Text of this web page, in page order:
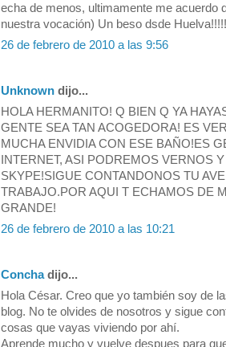
echa de menos, ultimamente me acuerdo
nuestra vocación) Un beso dsde
26 de febrero de 2010 a las 9:56
Unknown dijo...
HOLA HERMANITO! Q BIEN Q YA
GENTE SEA TAN ACOGEDORA! ES
MUCHA ENVIDIA CON ESE BAÑO!ES
INTERNET, ASI PODREMOS VERNOS
SKYPE!SIGUE CONTANDONOS TU
TRABAJO.POR AQUI T ECHAMOS DE
GRANDE!
26 de febrero de 2010 a las 10:21
Conchadijo...
Hola César. Creo que yo también soy de
blog. No te olvides de nosotros y sigue
cosas que vayas viviendo por ahí.
Aprende mucho y vuelve despues para